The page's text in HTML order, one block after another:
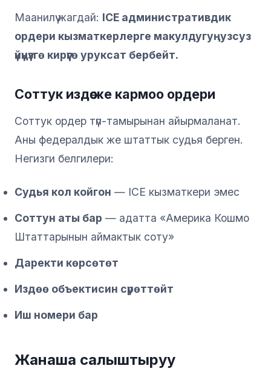
Маанилүү жагдай: ICE административдик
ордери кызматкерлерге макулдугуңузсуз
үйүңүзгө кирүүгө уруксат бербейт.
Соттук издөө же кармоо ордери
Соттук ордер түп-тамырынан айырмаланат.
Аны федералдык же штаттык судья берген.
Негизги белгилери:
Судья кол койгон — ICE кызматкери эмес
Соттун аты бар — адатта «Америка Кошмо
Штаттарынын аймактык соту»
Даректи көрсөтөт
Издөө объектисин сүрөттөйт
Иш номери бар
Жанаша салыштыруу